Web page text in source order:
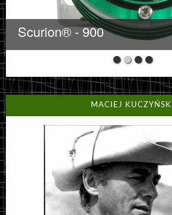
Scurion® - 900
MACIEJ KUCZYŃSKI